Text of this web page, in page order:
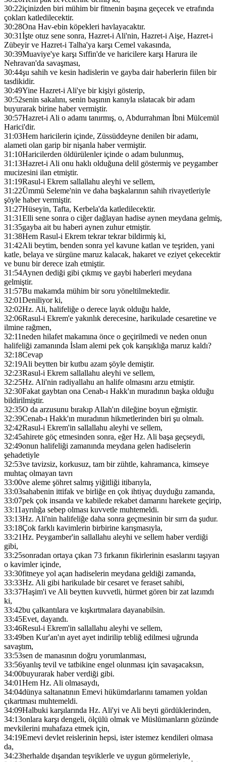
30:22içinizden biri mühim bir fitnenin başına geçecek ve etrafında
çokları katledilecektir.
30:28Ona Hav-ebin köpekleri havlayacaktır.
30:31İşte otuz sene sonra, Hazret-i Ali'nin, Hazret-i Aişe, Hazret-i
Zübeyir ve Hazret-i Talha'ya karşı Cemel vakasında,
30:39Muaviye'ye karşı Sıffin'de ve haricilere karşı Harura ile
Nehravan'da savaşması,
30:44şu sahih ve kesin hadislerin ve gayba dair haberlerin fiilen bir
tasdikidir.
30:49Yine Hazret-i Ali'ye bir kişiyi gösterip,
30:52senin sakalını, senin başının kanıyla ıslatacak bir adam
buyurarak birine haber vermiştir.
30:57Hazret-i Ali o adamı tanırmış, o, Abdurrahman İbni Mülcemül
Harici'dir.
31:03Hem haricilerin içinde, Züssüddeyne denilen bir adamı,
alameti olan garip bir nişanla haber vermiştir.
31:10Haricilerden öldürülenler içinde o adam bulunmuş,
31:13Hazret-i Ali onu haklı olduğuna delil göstermiş ve peygamber
mucizesini ilan etmiştir.
31:19Rasul-i Ekrem sallallahu aleyhi ve sellem,
31:22Ümmü Seleme'nin ve daha başkalarının sahih rivayetleriyle
şöyle haber vermiştir.
31:27Hüseyin, Tafta, Kerbela'da katledilecektir.
31:31Elli sene sonra o ciğer dağlayan hadise aynen meydana gelmiş,
31:35gayba ait bu haberi aynen zuhur etmiştir.
31:38Hem Rasul-i Ekrem tekrar tekrar bildirmiş ki,
31:42Ali beytim, benden sonra yel kavune katlan ve teşriden, yani
katle, belaya ve sürgüne maruz kalacak, hakaret ve eziyet çekecektir
ve bunu bir derece izah etmiştir.
31:54Aynen dediği gibi çıkmış ve gaybi haberleri meydana
gelmiştir.
31:57Bu makamda mühim bir soru yöneltilmektedir.
32:01Deniliyor ki,
32:02Hz. Ali, halifeliğe o derece layık olduğu halde,
32:06Rasul-i Ekrem'e yakınlık derecesine, harikulade cesaretine ve
ilmine rağmen,
32:11neden hilafet makamına önce o geçirilmedi ve neden onun
halifeliği zamanında İslam alemi pek çok karışıklığa maruz kaldı?
32:18Cevap
32:19Ali beytten bir kutbu azam şöyle demiştir.
32:23Rasul-i Ekrem sallallahu aleyhi ve sellem,
32:25Hz. Ali'nin radiyallahu an halife olmasını arzu etmiştir.
32:30Fakat gaybtan ona Cenab-ı Hakk'ın muradının başka olduğu
bildirilmiştir.
32:35O da arzusunu bırakıp Allah'ın dileğine boyun eğmiştir.
32:39Cenab-ı Hakk'ın muradının hikmetlerinden biri şu olmalı.
32:42Rasul-i Ekrem'in sallallahu aleyhi ve sellem,
32:45ahirete göç etmesinden sonra, eğer Hz. Ali başa geçseydi,
32:49onun halifeliği zamanında meydana gelen hadiselerin
şehadetiyle
32:53ve tavizsiz, korkusuz, tam bir zühtle, kahramanca, kimseye
muhtaç olmayan tavrı
33:00ve aleme şöhret salmış yiğitliği itibarıyla,
33:03sahabenin ittifak ve birliğe en çok ihtiyaç duyduğu zamanda,
33:07pek çok insanda ve kabilede rekabet damarını harekete geçirip,
33:11ayrılığa sebep olması kuvvetle muhtemeldi.
33:13Hz. Ali'nin halifeliğe daha sonra geçmesinin bir sırrı da şudur.
33:18Çok farklı kavimlerin birbirine karışmasıyla,
33:21Hz. Peygamber'in sallallahu aleyhi ve sellem haber verdiği
gibi,
33:25sonradan ortaya çıkan 73 fırkanın fikirlerinin esaslarını taşıyan
o kavimler içinde,
33:30fitneye yol açan hadiselerin meydana geldiği zamanda,
33:33Hz. Ali gibi harikulade bir cesaret ve feraset sahibi,
33:37Haşim'i ve Ali beytten kuvvetli, hürmet gören bir zat lazımdı
ki,
33:42bu çalkantılara ve kışkırtmalara dayanabilsin.
33:45Evet, dayandı.
33:46Resul-i Ekrem'in sallallahu aleyhi ve sellem,
33:49ben Kur'an'ın ayet ayet indirilip tebliğ edilmesi uğrunda
savaştım,
33:53sen de manasının doğru yorumlanması,
33:56yanlış tevil ve tatbikine engel olunması için savaşacaksın,
34:00buyurarak haber verdiği gibi.
34:01Hem Hz. Ali olmasaydı,
34:04dünya saltanatının Emevi hükümdarlarını tamamen yoldan
çıkartması muhtemeldi.
34:09Halbuki karşılarında Hz. Ali'yi ve Ali beyti gördüklerinden,
34:13onlara karşı dengeli, ölçülü olmak ve Müslümanların gözünde
mevkilerini muhafaza etmek için,
34:19Emevi devlet reislerinin hepsi, ister istemez kendileri olmasa
da,
34:23herhalde dışarıdan teşviklerle ve uygun görmeleriyle,